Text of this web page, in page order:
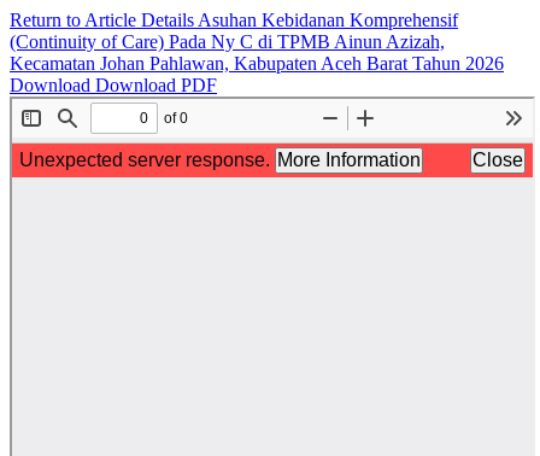
Return to Article Details Asuhan Kebidanan Komprehensif
(Continuity of Care) Pada Ny C di TPMB Ainun Azizah,
Kecamatan Johan Pahlawan, Kabupaten Aceh Barat Tahun 2026
Download Download PDF